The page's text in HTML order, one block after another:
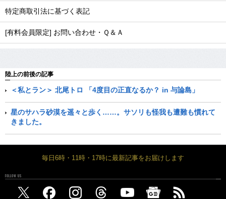
特定商取引法に基づく表記
[有料会員限定] お問い合わせ・Ｑ＆Ａ
陸上の前後の記事
＜私とラン＞ 北尾トロ 「4度目の正直なるか？ in 与論島」
星のサハラ砂漠を遥々と歩く……。サソリも怪我も遭難も慣れて
きました。
毎日6時・11時・17時に最新記事をお届けします
FOLLOW US